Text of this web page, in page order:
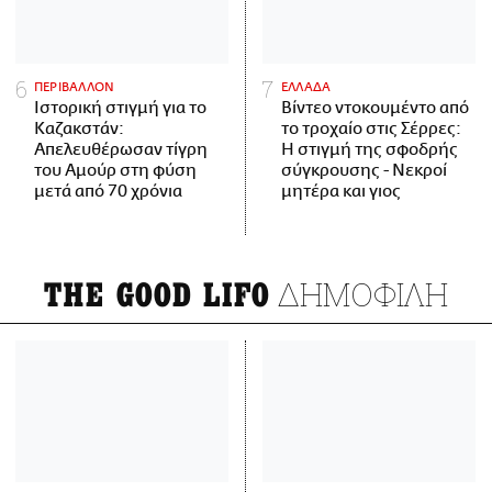
ΠΕΡΙΒΑΛΛΟΝ
Ιστορική στιγμή για το
Καζακστάν:
Απελευθέρωσαν τίγρη
του Αμούρ στη φύση
μετά από 70 χρόνια
ΕΛΛΑΔΑ
Βίντεο ντοκουμέντο από
το τροχαίο στις Σέρρες:
Η στιγμή της σφοδρής
σύγκρουσης - Νεκροί
μητέρα και γιος
THE GOOD LIFO ΔΗΜΟΦΙΛΗ